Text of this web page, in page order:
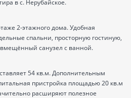
в с. Нерубайское.
2-этажного дома. Удобная
спальни, просторную гостиную,
санузел с ванной.
54 кв.м. Дополнительным
пристройка площадью 20 кв.м
расширяют полезное